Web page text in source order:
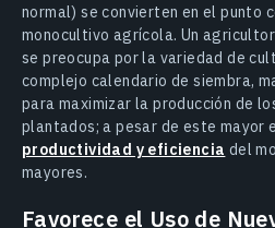
normal) se convierten en el punto
monocultivo agrícola. Un
se preocupa por la variedad de
complejo calendario de siembra,
para maximizar la producción de
plantados; a pesar de este mayor
productividad y eficiencia del
mayores.
Favorece el Uso de